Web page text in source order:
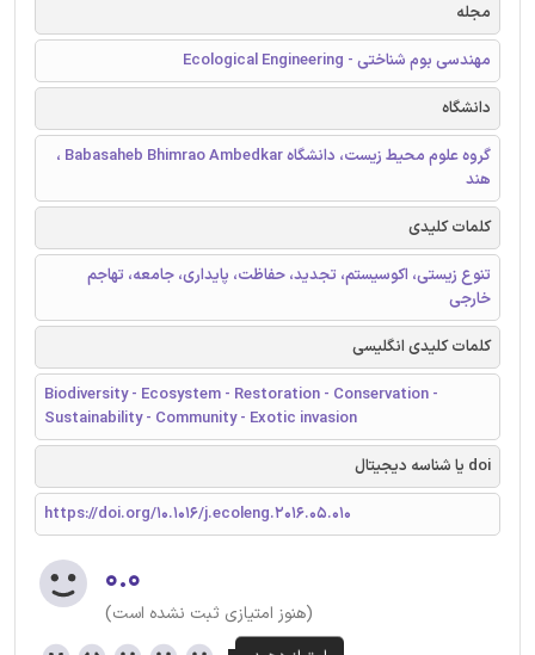
مجله
مهندسی بوم شناختی - Ecological Engineering
دانشگاه
گروه علوم محیط زیست، دانشگاه Babasaheb Bhimrao Ambedkar ،
هند
کلمات کلیدی
تنوع زیستی، اکوسیستم، تجدید، حفاظت، پایداری، جامعه، تهاجم
خارجی
کلمات کلیدی انگلیسی
Biodiversity - Ecosystem - Restoration - Conservation -
Sustainability - Community - Exotic invasion
doi یا شناسه دیجیتال
https://doi.org/10.1016/j.ecoleng.2016.05.010
۰.۰
(هنوز امتیازی ثبت نشده است)